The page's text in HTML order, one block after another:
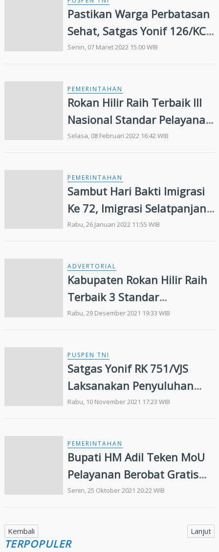
Pastikan Warga Perbatasan
Sehat, Satgas Yonif 126/KC
Berikan Pelayanan
Kesehatan Secara Door to
Senin, 07 Maret 2022 15:00 WIB
PEMERINTAHAN
Rokan Hilir Raih Terbaik III
Nasional Standar Pelayanan
Publik Tahun 2021
Selasa, 08 Februari 2022 16:42 WIB
PEMERINTAHAN
Sambut Hari Bakti Imigrasi
Ke 72, Imigrasi Selatpanjang
Komitmen Tingkat
Pelayanan
Rabu, 26 Januari 2022 11:55 WIB
ADVERTORIAL
Kabupaten Rokan Hilir Raih
Terbaik 3 Standar
Pelayanan Publik Nasional
Tahun 2021
Rabu, 29 Desember 2021 19:33 WIB
PUSPEN TNI
Satgas Yonif RK 751/VJS
Laksanakan Penyuluhan
dan Pelayanan Kesehatan
Rabu, 10 November 2021 17:23 WIB
PEMERINTAHAN
Bupati HM Adil Teken MoU
Pelayanan Berobat Gratis
dengan Pemkab Karimun
Senin, 25 Oktober 2021 20:22 WIB
Kembali Lanjut
TERPOPULER